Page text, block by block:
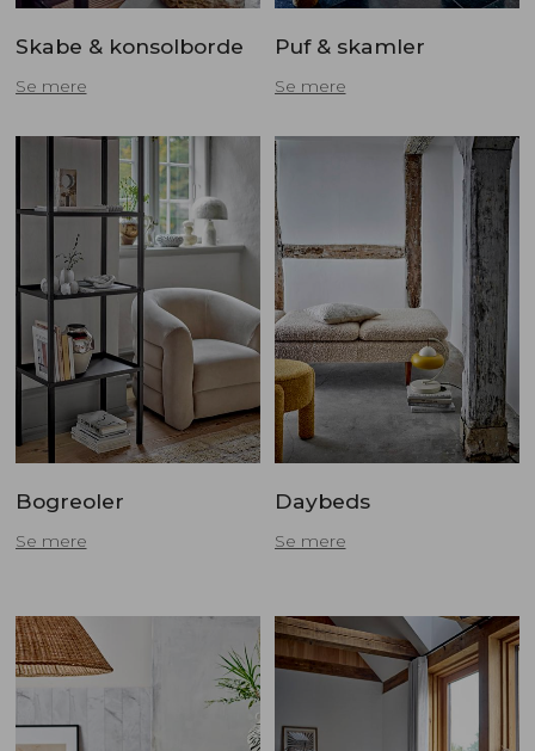
Skabe & konsolborde
Se mere
Puf & skamler
Se mere
Bogreoler
Se mere
Daybeds
Se mere